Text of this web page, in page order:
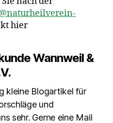
hier
Wannweil &
kleine Blogartikel für
und
sehr. Gerne eine Mail